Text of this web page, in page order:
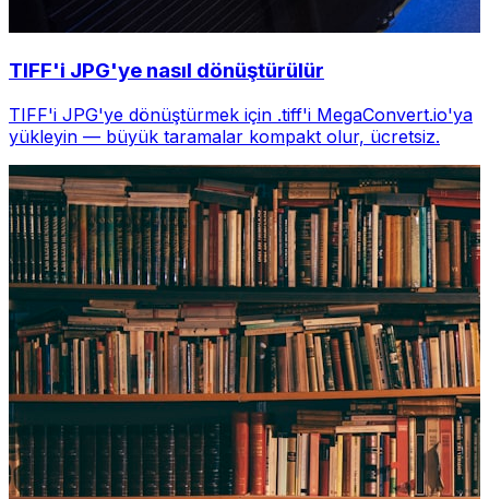
TIFF'i JPG'ye nasıl dönüştürülür
TIFF'i JPG'ye dönüştürmek için .tiff'i MegaConvert.io'ya
yükleyin — büyük taramalar kompakt olur, ücretsiz.